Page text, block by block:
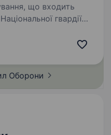
що входить
гвардії
Оборони